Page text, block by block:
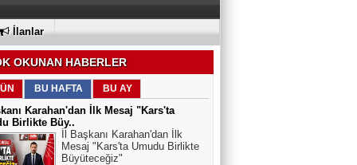
İlanlar
OKUNAN HABERLER
BU HAFTA BU AY
Karahan'dan İlk Mesaj "Kars'ta
Birlikte Büy..
İl Başkanı Karahan'dan İlk
Mesaj "Kars'ta Umudu Birlikte
Büyüteceğiz"